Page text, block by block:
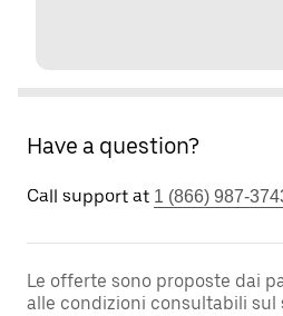
Have a question?
Call support at 1 (866) 987-
Le offerte sono proposte dai
alle condizioni consultabili sul